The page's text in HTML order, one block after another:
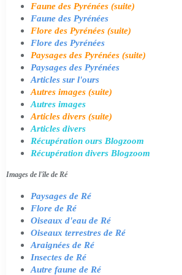
Faune des Pyrénées (suite)
Faune des Pyrénées
Flore des Pyrénées (suite)
Flore des Pyrénées
Paysages des Pyrénées (suite)
Paysages des Pyrénées
Articles sur l'ours
Autres images (suite)
Autres images
Articles divers (suite)
Articles divers
Récupération ours Blogzoom
Récupération divers Blogzoom
Images de l'île de Ré
Paysages de Ré
Flore de Ré
Oiseaux d'eau de Ré
Oiseaux terrestres de Ré
Araignées de Ré
Insectes de Ré
Autre faune de Ré